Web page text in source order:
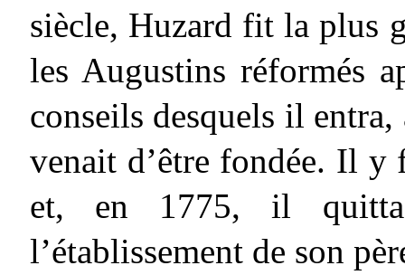
siècle, Huzard fit la plus
les Augustins réformés
conseils desquels il entra,
venait d’être fondée. Il y
et, en 1775, il quitta
l’établissement de son